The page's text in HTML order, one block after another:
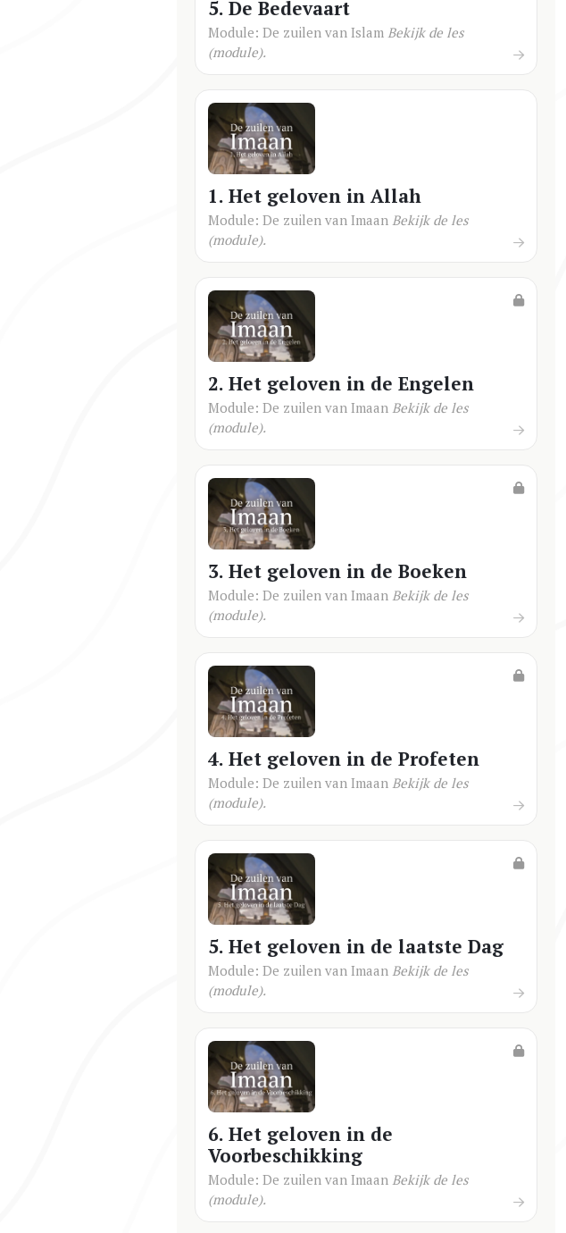
5. De Bedevaart
Module: De zuilen van Islam Bekijk de les
(module).
1. Het geloven in Allah
Module: De zuilen van Imaan Bekijk de les
(module).
2. Het geloven in de Engelen
Module: De zuilen van Imaan Bekijk de les
(module).
3. Het geloven in de Boeken
Module: De zuilen van Imaan Bekijk de les
(module).
4. Het geloven in de Profeten
Module: De zuilen van Imaan Bekijk de les
(module).
5. Het geloven in de laatste Dag
Module: De zuilen van Imaan Bekijk de les
(module).
6. Het geloven in de
Voorbeschikking
Module: De zuilen van Imaan Bekijk de les
(module).